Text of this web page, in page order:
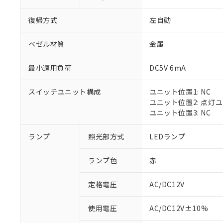
復帰方式 左自動
ベゼル材質 金属
最小適用負荷 DC5V 6mA
スイッチユニット構成
ユニット位置1: NC
ユニット位置2: 点灯
ユニット位置3: NC
ランプ 照光部方式 LEDランプ
ランプ色 赤
定格電圧 AC/DC12V
使用電圧 AC/DC12V±10%
ご利用条件
※1 対応状況
調査・確認中：
非該当品：ライセ
仕入先様の事情に
があります。
※1 中国